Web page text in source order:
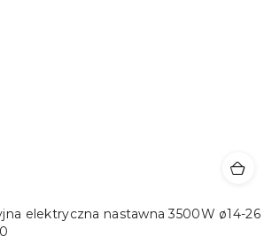
elektryczna nastawna 3500W ø14-26